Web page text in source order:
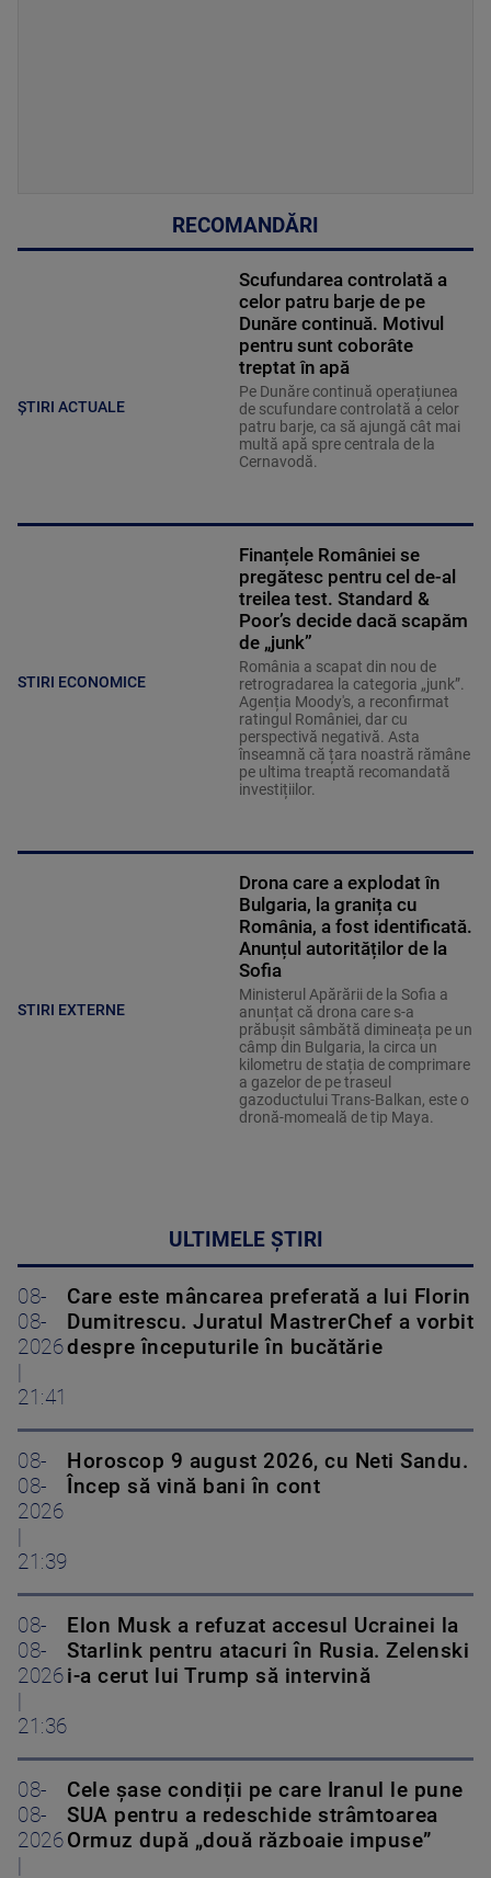
RECOMANDĂRI
ȘTIRI ACTUALE
Scufundarea controlată a
celor patru barje de pe
Dunăre continuă. Motivul
pentru sunt coborâte
treptat în apă
Pe Dunăre continuă operațiunea
de scufundare controlată a celor
patru barje, ca să ajungă cât mai
multă apă spre centrala de la
Cernavodă.
STIRI ECONOMICE
Finanțele României se
pregătesc pentru cel de-al
treilea test. Standard &
Poor’s decide dacă scapăm
de „junk”
România a scapat din nou de
retrogradarea la categoria „junk”.
Agenția Moody's, a reconfirmat
ratingul României, dar cu
perspectivă negativă. Asta
înseamnă că țara noastră rămâne
pe ultima treaptă recomandată
investițiilor.
STIRI EXTERNE
Drona care a explodat în
Bulgaria, la granița cu
România, a fost identificată.
Anunțul autorităților de la
Sofia
Ministerul Apărării de la Sofia a
anunțat că drona care s-a
prăbușit sâmbătă dimineața pe un
câmp din Bulgaria, la circa un
kilometru de stația de comprimare
a gazelor de pe traseul
gazoductului Trans-Balkan, este o
dronă-momeală de tip Maya.
ULTIMELE ȘTIRI
08-
08-
2026
21:41
Care este mâncarea preferată a lui Florin
Dumitrescu. Juratul MastrerChef a vorbit
despre începuturile în bucătărie
08-
08-
2026
21:39
Horoscop 9 august 2026, cu Neti Sandu.
Încep să vină bani în cont
08-
08-
2026
21:36
Elon Musk a refuzat accesul Ucrainei la
Starlink pentru atacuri în Rusia. Zelenski
i-a cerut lui Trump să intervină
08-
08-
2026
Cele șase condiții pe care Iranul le pune
SUA pentru a redeschide strâmtoarea
Ormuz după „două războaie impuse”